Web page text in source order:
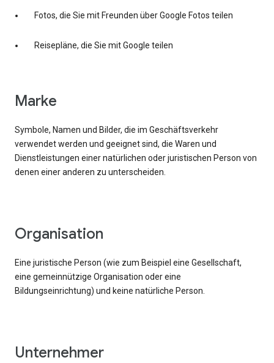
Fotos, die Sie mit Freunden über Google Fotos teilen
Reisepläne, die Sie mit Google teilen
Marke
Symbole, Namen und Bilder, die im Geschäftsverkehr
verwendet werden und geeignet sind, die Waren und
Dienstleistungen einer natürlichen oder juristischen Person von
denen einer anderen zu unterscheiden.
Organisation
Eine juristische Person (wie zum Beispiel eine Gesellschaft,
eine gemeinnützige Organisation oder eine
Bildungseinrichtung) und keine natürliche Person.
Unternehmer